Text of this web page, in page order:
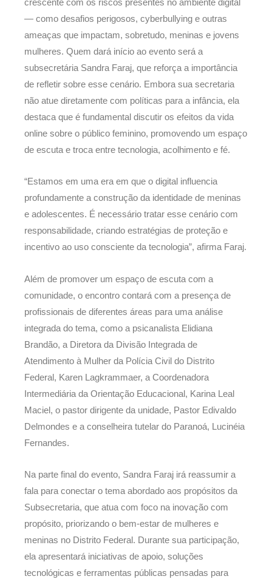
crescente com os riscos presentes no ambiente digital
— como desafios perigosos, cyberbullying e outras
ameaças que impactam, sobretudo, meninas e jovens
mulheres. Quem dará início ao evento será a
subsecretária Sandra Faraj, que reforça a importância
de refletir sobre esse cenário. Embora sua secretaria
não atue diretamente com políticas para a infância, ela
destaca que é fundamental discutir os efeitos da vida
online sobre o público feminino, promovendo um espaço
de escuta e troca entre tecnologia, acolhimento e fé.
“Estamos em uma era em que o digital influencia
profundamente a construção da identidade de meninas
e adolescentes. É necessário tratar esse cenário com
responsabilidade, criando estratégias de proteção e
incentivo ao uso consciente da tecnologia”, afirma Faraj.
Além de promover um espaço de escuta com a
comunidade, o encontro contará com a presença de
profissionais de diferentes áreas para uma análise
integrada do tema, como a psicanalista Elidiana
Brandão, a Diretora da Divisão Integrada de
Atendimento à Mulher da Polícia Civil do Distrito
Federal, Karen Lagkrammaer, a Coordenadora
Intermediária da Orientação Educacional, Karina Leal
Maciel, o pastor dirigente da unidade, Pastor Edivaldo
Delmondes e a conselheira tutelar do Paranoá, Lucinéia
Fernandes.
Na parte final do evento, Sandra Faraj irá reassumir a
fala para conectar o tema abordado aos propósitos da
Subsecretaria, que atua com foco na inovação com
propósito, priorizando o bem-estar de mulheres e
meninas no Distrito Federal. Durante sua participação,
ela apresentará iniciativas de apoio, soluções
tecnológicas e ferramentas públicas pensadas para